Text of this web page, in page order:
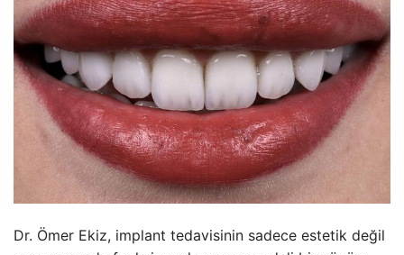
Dr. Ömer Ekiz, implant tedavisinin sadece estetik değil